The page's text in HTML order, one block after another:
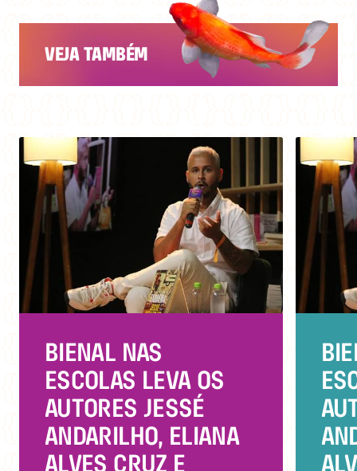
VEJA TAMBÉM
BIENAL NAS
ESCOLAS LEVA OS
AUTORES JESSÉ
ANDARILHO, ELIANA
ALVES CRUZ E